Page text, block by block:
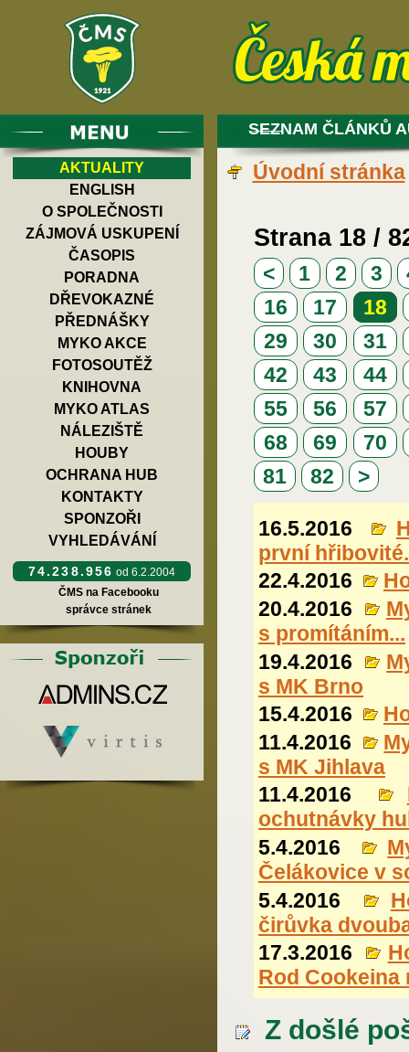
AKTUALITY
ENGLISH
O SPOLEČNOSTI
ZÁJMOVÁ USKUPENÍ
ČASOPIS
PORADNA
DŘEVOKAZNÉ
PŘEDNÁŠKY
MYKO AKCE
FOTOSOUTĚŽ
KNIHOVNA
MYKO ATLAS
NÁLEZIŠTĚ
HOUBY
OCHRANA HUB
KONTAKTY
SPONZOŘI
VYHLEDÁVÁNÍ
74.238.956 od 6.2.2004
ČMS na Facebooku
správce stránek
SEZNAM ČLÁNKŮ
Úvodní stránka
Strana 18 /
< 1 2 3
16
17 18
29
30 31
42
43 44
55
56 57
68
69 70
81
82 >
16.5.2016
první
22.4.2016
20.4.2016
s promítáním...
19.4.2016
s MK Brno
15.4.2016
11.4.2016
s MK Jihlava
11.4.2016
ochutnávky
5.4.2016
Čelákovice v
5.4.2016
čirůvka
17.3.2016
Rod Cookeina
Z došlé